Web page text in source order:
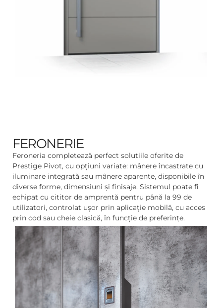
FERONERIE
Feroneria completează perfect soluțiile oferite de
Prestige Pivot, cu opțiuni variate: mânere încastrate cu
iluminare integrată sau mânere aparente, disponibile în
diverse forme, dimensiuni și finisaje. Sistemul poate fi
echipat cu cititor de amprentă pentru până la 99 de
utilizatori, controlat ușor prin aplicație mobilă, cu acces
prin cod sau cheie clasică, în funcție de preferințe.